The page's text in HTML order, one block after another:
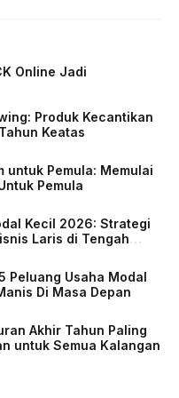
Online Jadi
Produk Kecantikan
Keatas
untuk Pemula: Memulai
Pemula
Kecil 2026: Strategi
Laris di Tengah
Peluang Usaha Modal
Di Masa Depan
Akhir Tahun Paling
untuk Semua Kalangan